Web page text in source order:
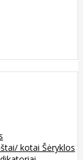
kotai Šėryklos